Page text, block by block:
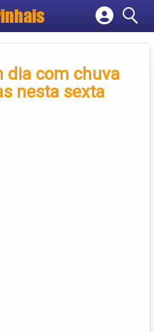
empresa
conta
dia com chuva
nesta sexta